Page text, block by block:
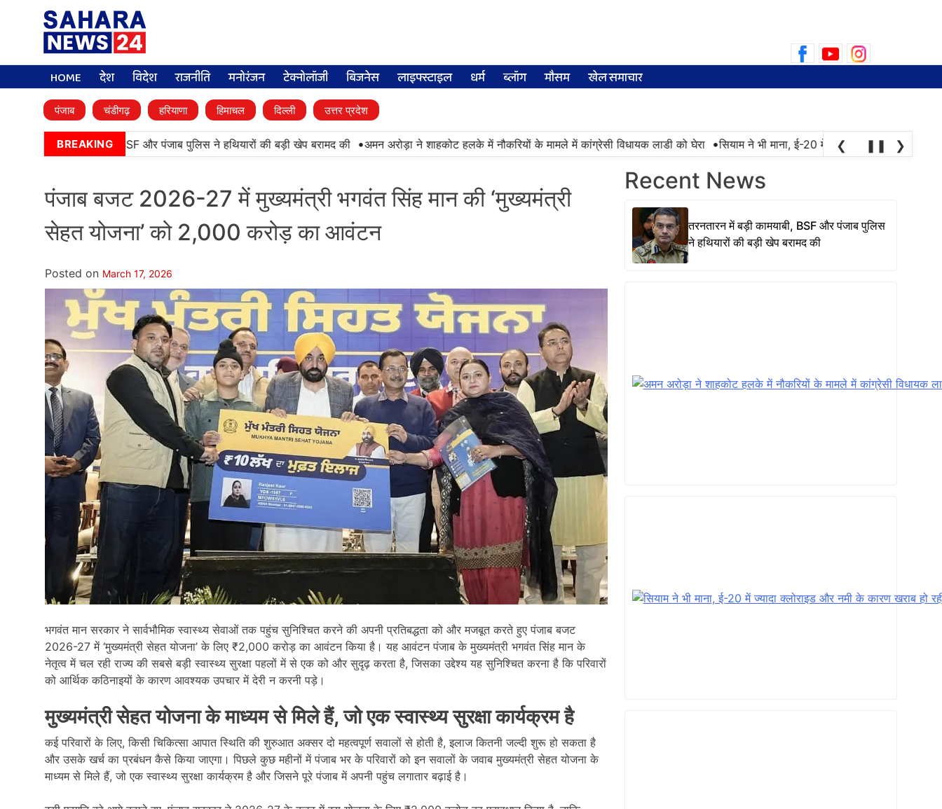
for:
HOME देश विदेश राजनीति मनोरंजन टेक्नोलॉजी बिजनेस लाइफ्स्टाइल धर्म ब्लॉग मौसम खेल समाचार
पंजाब चंडीगढ़ हरियाणा हिमाचल दिल्ली उत्तर प्रदेश
BREAKING
में बड़ी कामयाबी, BSF और पंजाब पुलिस ने हथियारों की बड़ी खेप बरामद की •अमन अरोड़ा ने शाहकोट हलके में नौकरियों के मामले में कांग्रेसी विधायक लाडी को घेरा •सियाम ने भी माना, ई-20 में ज्यादा क्लोराइड और नमी के
❮ ❚❚ ❯
पंजाब बजट 2026-27 में मुख्यमंत्री भगवंत सिंह मान की ‘मुख्यमंत्री
सेहत योजना’ को 2,000 करोड़ का आवंटन
Posted on March 17, 2026
भगवंत मान सरकार ने सार्वभौमिक स्वास्थ्य सेवाओं तक पहुंच सुनिश्चित करने की अपनी प्रतिबद्धता को और मजबूत करते हुए पंजाब बजट
2026-27 में ‘मुख्यमंत्री सेहत योजना’ के लिए ₹2,000 करोड़ का आवंटन किया है। यह आवंटन पंजाब के मुख्यमंत्री भगवंत सिंह मान के
नेतृत्व में चल रही राज्य की सबसे बड़ी स्वास्थ्य सुरक्षा पहलों में से एक को और सुदृढ़ करता है, जिसका उद्देश्य यह सुनिश्चित करना है कि परिवारों
को आर्थिक कठिनाइयों के कारण आवश्यक उपचार में देरी न करनी पड़े।
मुख्यमंत्री सेहत योजना के माध्यम से मिले हैं, जो एक स्वास्थ्य सुरक्षा कार्यक्रम है
कई परिवारों के लिए, किसी चिकित्सा आपात स्थिति की शुरुआत अक्सर दो महत्वपूर्ण सवालों से होती है, इलाज कितनी जल्दी शुरू हो सकता है
और उसके खर्च का प्रबंधन कैसे किया जाएगा। पिछले कुछ महीनों में पंजाब भर के परिवारों को इन सवालों के जवाब मुख्यमंत्री सेहत योजना के
माध्यम से मिले हैं, जो एक स्वास्थ्य सुरक्षा कार्यक्रम है और जिसने पूरे पंजाब में अपनी पहुंच लगातार बढ़ाई है।
Recent News
तरनतारन में बड़ी कामयाबी, BSF और पंजाब पुलिस
ने हथियारों की बड़ी खेप बरामद की